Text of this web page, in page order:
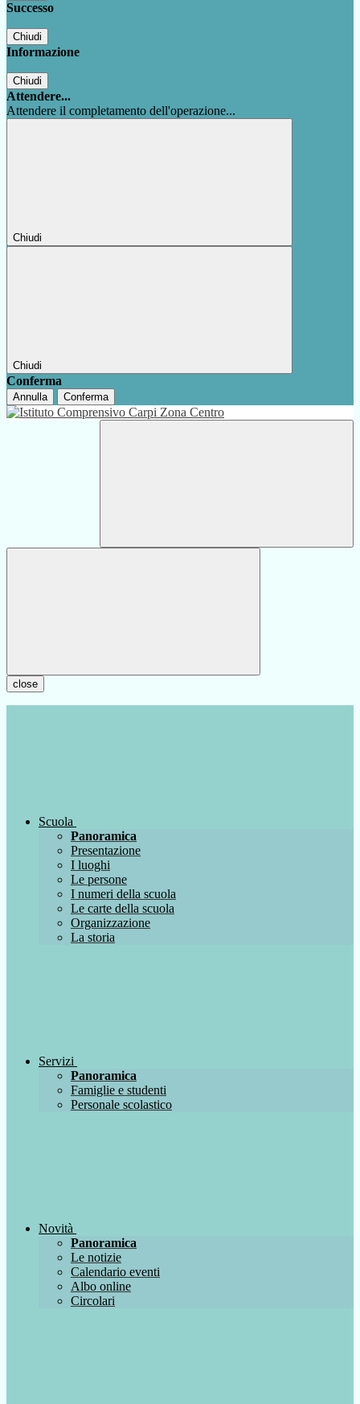
Successo
Chiudi
Informazione
Chiudi
Attendere...
Attendere il completamento dell'operazione...
Chiudi
Chiudi
Conferma
Annulla Conferma
close
Scuola
Panoramica
Presentazione
I luoghi
Le persone
I numeri della scuola
Le carte della scuola
Organizzazione
La storia
Servizi
Panoramica
Famiglie e studenti
Personale scolastico
Novità
Panoramica
Le notizie
Calendario eventi
Albo online
Circolari